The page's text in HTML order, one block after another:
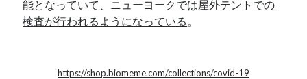
能となっていて、ニューヨークでは屋外テントでの
検査が行われるようになっている
https://shop.biomeme.com/collections/covid-19